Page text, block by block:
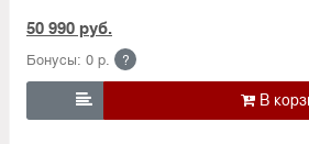
50 990 руб.
Бонусы: 0 р. ?
